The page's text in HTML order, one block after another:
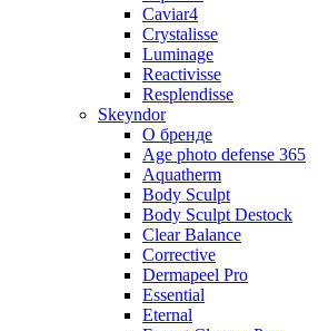
Caviar4
Crystalisse
Luminage
Reactivisse
Resplendisse
Skeyndor
О бренде
Age photo defense 365
Aquatherm
Body Sculpt
Body Sculpt Destock
Clear Balance
Corrective
Dermapeel Pro
Essential
Eternal